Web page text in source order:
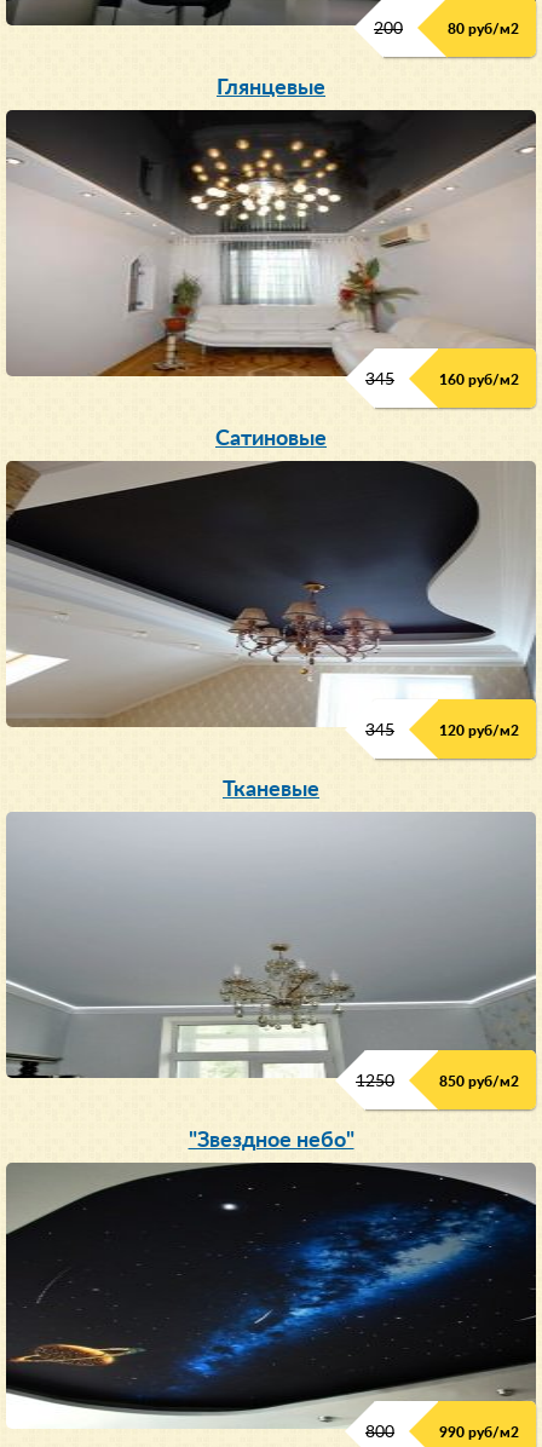
200 80 руб/м2
Глянцевые
345 160 руб/м2
Сатиновые
345 120 руб/м2
Тканевые
1250 850 руб/м2
"Звездное небо"
800 990 руб/м2